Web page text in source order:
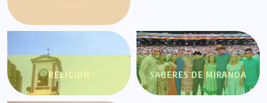
RELIGIÓN SABERES DE MIRANDA